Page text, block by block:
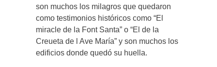
son muchos los milagros que quedaron
como testimonios históricos como “El
miracle de la Font Santa” o “El de la
Creueta de l Ave María” y son muchos los
edificios donde quedó su huella.